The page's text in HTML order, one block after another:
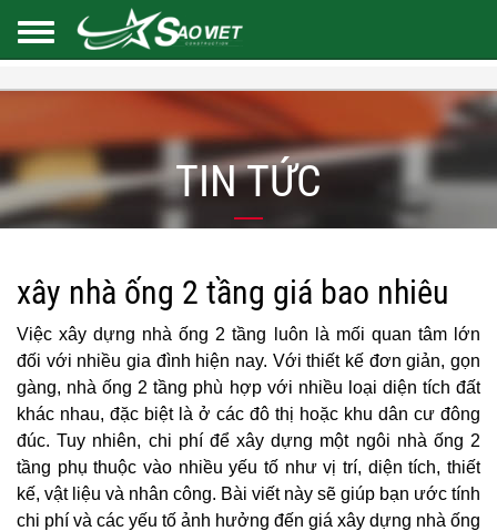
TIN TỨC
xây nhà ống 2 tầng giá bao nhiêu
Việc xây dựng nhà ống 2 tầng luôn là mối quan tâm lớn
đối với nhiều gia đình hiện nay. Với thiết kế đơn giản, gọn
gàng, nhà ống 2 tầng phù hợp với nhiều loại diện tích đất
khác nhau, đặc biệt là ở các đô thị hoặc khu dân cư đông
đúc. Tuy nhiên, chi phí để xây dựng một ngôi nhà ống 2
tầng phụ thuộc vào nhiều yếu tố như vị trí, diện tích, thiết
kế, vật liệu và nhân công. Bài viết này sẽ giúp bạn ước tính
chi phí và các yếu tố ảnh hưởng đến giá xây dựng nhà ống